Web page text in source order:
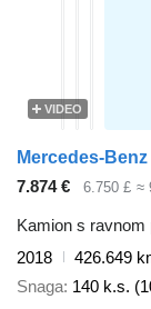
VIDEO
Mercedes-Benz
7.874 €
6.750 £ ≈
Kamion s
2018
426.649
Snaga 140 k.s.